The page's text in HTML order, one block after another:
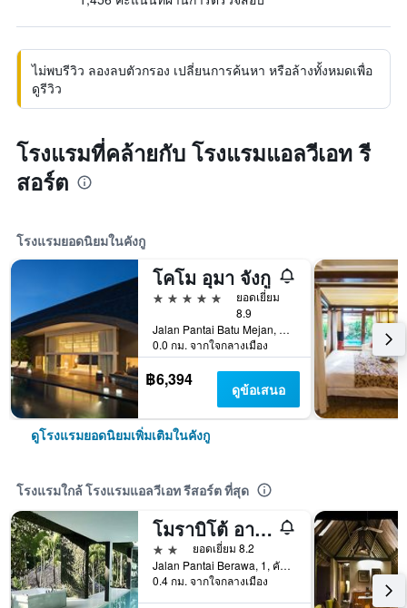
ไม่พบรีวิว ลองลบตัวกรอง เปลี่ยนการค้นหา หรือล้างทั้งหมดเพื่อ
ดูรีวิว
โรงแรมที่คล้ายกับ โรงแรมแอลวีเอท รี
สอร์ต
โรงแรมยอดนิยมในคังกู
โคโม อุมา จังกู
5 ดาว
ยอดเยี่ยม
8.9
Jalan Pantai Batu Mejan, คังกู, อินโดนีเซีย
0.0 กม. จากใจกลางเมือง
฿6,394 ดูข้อเสนอ
ดูโรงแรมยอดนิยมเพิ่มเติมในคังกู
โรงแรมใกล้ โรงแรมแอลวีเอท รีสอร์ต ที่สุด
โมราบิโต้ อาร์ต วิลล่า
2 ดาว
ยอดเยี่ยม 8.2
Jalan Pantai Berawa, 1, คังกู, อินโดนีเซีย
0.4 กม. จากใจกลางเมือง